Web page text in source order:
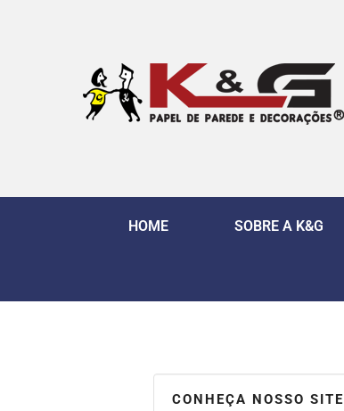
HOME SOBRE A K&G
CONHEÇA NOSSO SITE